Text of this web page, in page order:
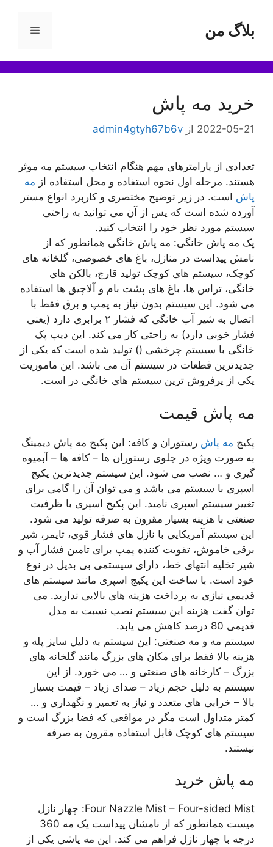
محتوابلاگ من فهرست
خرید مه پاش
2022-05-21 از admin4gtyh67b6v
تعدادی از پارامترهای مهم هنگام انتخاب سیستم مه موثر
هستند. مرحله اول نحوه استفاده و محل استفاده از مه
پاش است. در زیر توضیح مختصری و کاربرد انواع مستر
آورده شده است که پس از آن می توانید به راحتی
سیستم مورد نظر خود را انتخاب کنید.
پک مه پاش خانگی: مه پاش خانگی همانطور که از
نامش پیداست در منازل، باغ های خصوصی، گلخانه های
کوچک، سیستم های کوچک تولید قارچ، بالکن های
خانگی، تراس ها، باغ های پشت بام و آلاچیق ها استفاده
می شود. این سیستم بدون نیاز به پمپ و برق فقط با
اتصال به شیر آب خانگی که فشار ۲ برابری دارد (یعنی
فشار خوبی دارد) به راحتی کار می کند. این دیپ پک
خانگی با سیستم چرخشی () تولید شده است که یکی از
جدیدترین قطعات در سیستم آن می باشد. این ماموریت
یکی از پرفروش ترین سیستم های خانگی در است.
مه پاش قیمت
پکیج مه پاش رستوران و کافه: این پکیج مه پاش دیمینگ
به صورت ویژه در جلوی رستوران ها – کافه ها – آبمیوه
گیری و … نصب می شود. این سیستم جدیدترین پکیج
اسپری با سیستم می باشد و می توان آن را گامی برای
تغییر سیستم اسپری نامید. این پکیج اسپری با ظرفیت
صنعتی با هزینه بسیار مقرون به صرفه تولید می شود.
این سیستم آمریکایی با نازل های فشار قوی، تایمر، شیر
برقی خاموش، تقویت کننده پمپ برای تامین فشار آب و
شیر تخلیه انتهای خط، دارای سیستمی بی بدیل در نوع
خود است. با ساخت این پکیج اسپری مانند سیستم های
قدیمی نیازی به پرداخت هزینه های بالایی ندارید. می
توان گفت هزینه این سیستم نصب نسبت به مدل
قدیمی 80 درصد کاهش می یابد.
سیستم مه و مه صنعتی: این سیستم به دلیل سایز پله و
هزینه بالا فقط برای مکان های بزرگ مانند گلخانه های
بزرگ – کارخانه های صنعتی و … می خورد. از این
سیستم به دلیل حجم زیاد – صدای زیاد – قیمت بسیار
بالا – خرابی های متعدد و نیاز به تعمیر و نگهداری و …
کمتر متداول است مگر در مواقعی که فضا بزرگ است و
سیستم های کوچک قابل استفاده مقرون به صرفه
نیستند.
مه پاش خرید
Four Nazzle Mist – Four-sided Mist: چهار نازل
میست همانطور که از نامشان پیداست یک مه 360
درجه با چهار نازل فراهم می کند. این مه پاشی یکی از